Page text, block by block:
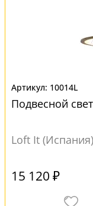
10014L
Подвесной
Loft It (Испания)
15 120 ₽